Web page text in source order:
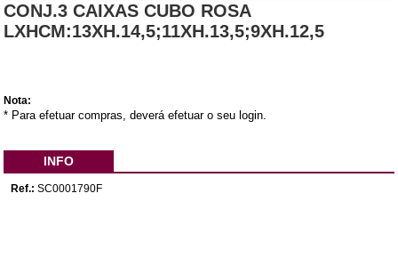
CONJ.3 CAIXAS CUBO ROSA
LXHCM:13XH.14,5;11XH.13,5;9XH.12,5
Nota:
* Para efetuar compras, deverá efetuar o seu login.
INFO
Ref.: SC0001790F